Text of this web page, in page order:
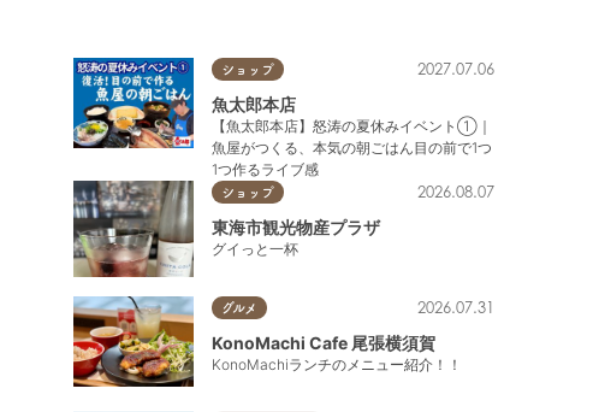
ショップ 2027.07.06
魚太郎本店
【魚太郎本店】怒涛の夏休みイベント①｜
魚屋がつくる、本気の朝ごはん目の前で1つ
1つ作るライブ感
ショップ 2026.08.07
東海市観光物産プラザ
グイっと一杯
グルメ 2026.07.31
KonoMachi Cafe 尾張横須賀
KonoMachiランチのメニュー紹介！！